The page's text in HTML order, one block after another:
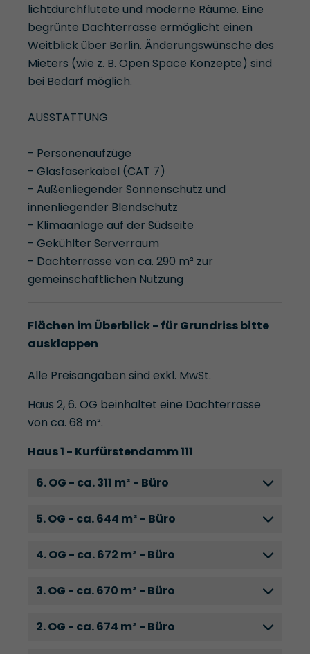
lichtdurchflutete und moderne Räume. Eine
begrünte Dachterrasse ermöglicht einen
Weitblick über Berlin. Änderungswünsche des
Mieters (wie z. B. Open Space Konzepte) sind
bei Bedarf möglich.
AUSSTATTUNG
- Personenaufzüge
- Glasfaserkabel (CAT 7)
- Außenliegender Sonnenschutz und
innenliegender Blendschutz
- Klimaanlage auf der Südseite
- Gekühlter Serverraum
- Dachterrasse von ca. 290 m² zur
gemeinschaftlichen Nutzung
Flächen im Überblick - für Grundriss bitte
ausklappen
Alle Preisangaben sind exkl. MwSt.
Haus 2, 6. OG beinhaltet eine Dachterrasse
von ca. 68 m².
Haus 1 - Kurfürstendamm 111
6. OG - ca. 311 m² - Büro
5. OG - ca. 644 m² - Büro
4. OG - ca. 672 m² - Büro
3. OG - ca. 670 m² - Büro
2. OG - ca. 674 m² - Büro